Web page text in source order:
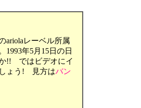
ariolaレーベル所属
年5月15日の日
!! ではビデオにイ
しょう! 見方はバン